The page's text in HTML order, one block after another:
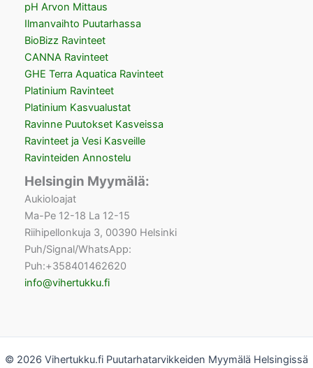
pH Arvon Mittaus
Ilmanvaihto Puutarhassa
BioBizz Ravinteet
CANNA Ravinteet
GHE Terra Aquatica Ravinteet
Platinium Ravinteet
Platinium Kasvualustat
Ravinne Puutokset Kasveissa
Ravinteet ja Vesi Kasveille
Ravinteiden Annostelu
Helsingin Myymälä:
Aukioloajat
Ma-Pe 12-18 La 12-15
Riihipellonkuja 3, 00390 Helsinki
Puh/Signal/WhatsApp:
Puh:+358401462620
info@vihertukku.fi
© 2026 Vihertukku.fi Puutarhatarvikkeiden Myymälä Helsingissä